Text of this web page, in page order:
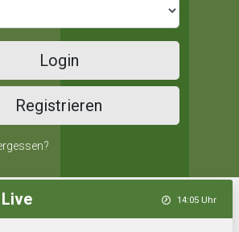
Login
Registrieren
14:05 Uhr